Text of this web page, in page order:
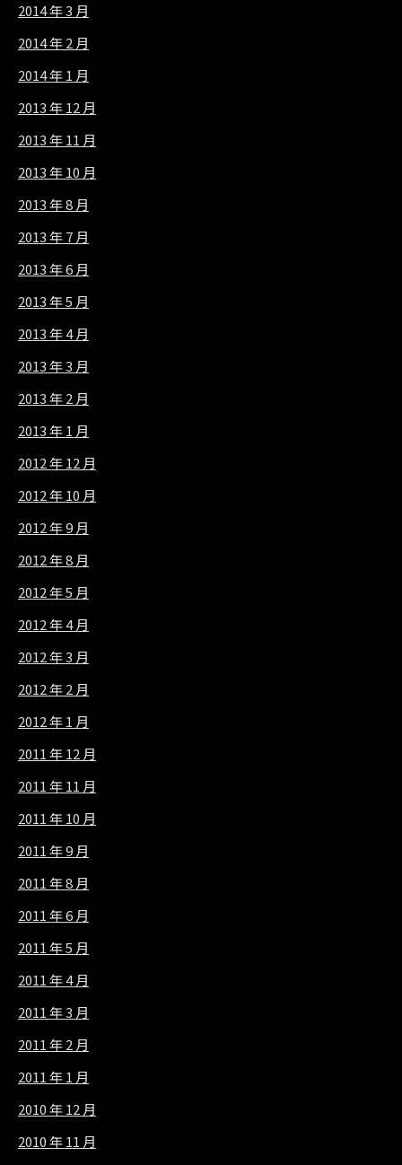
2014 年 3 月
2014 年 2 月
2014 年 1 月
2013 年 12 月
2013 年 11 月
2013 年 10 月
2013 年 8 月
2013 年 7 月
2013 年 6 月
2013 年 5 月
2013 年 4 月
2013 年 3 月
2013 年 2 月
2013 年 1 月
2012 年 12 月
2012 年 10 月
2012 年 9 月
2012 年 8 月
2012 年 5 月
2012 年 4 月
2012 年 3 月
2012 年 2 月
2012 年 1 月
2011 年 12 月
2011 年 11 月
2011 年 10 月
2011 年 9 月
2011 年 8 月
2011 年 6 月
2011 年 5 月
2011 年 4 月
2011 年 3 月
2011 年 2 月
2011 年 1 月
2010 年 12 月
2010 年 11 月